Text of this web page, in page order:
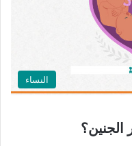
النساء